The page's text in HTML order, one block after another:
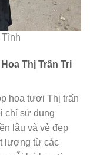
Thị Trấn Tri
hoa tươi Thị trấn
chỉ sử dụng
lâu và vẻ đẹp
lượng từ các